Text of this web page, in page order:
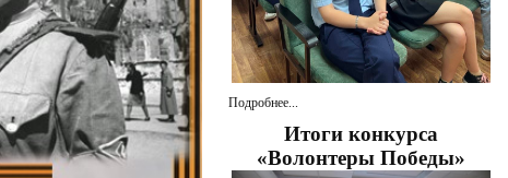
Подробнее...
Итоги конкурса
«Волонтеры Победы»